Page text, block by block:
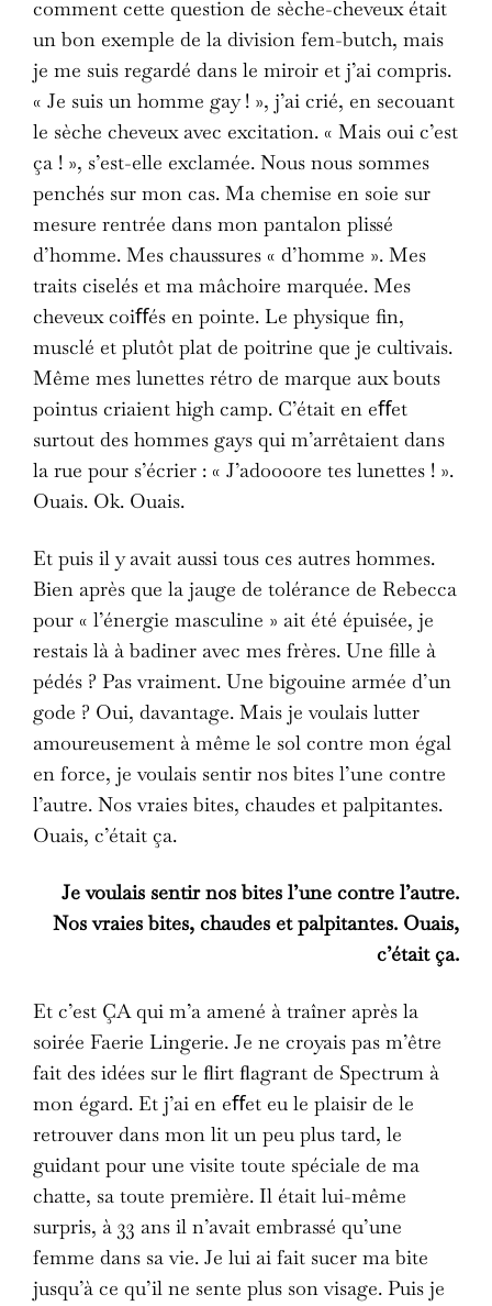
comment cette question de sèche-cheveux était
un bon exemple de la division fem-butch, mais
je me suis regardé dans le miroir et j’ai compris.
« Je suis un homme gay ! », j’ai crié, en secouant
le sèche cheveux avec excitation. « Mais oui c’est
ça ! », s’est-elle exclamée. Nous nous sommes
penchés sur mon cas. Ma chemise en soie sur
mesure rentrée dans mon pantalon plissé
d’homme. Mes chaussures « d’homme ». Mes
traits ciselés et ma mâchoire marquée. Mes
cheveux coiﬀés en pointe. Le physique fin,
musclé et plutôt plat de poitrine que je cultivais.
Même mes lunettes rétro de marque aux bouts
pointus criaient high camp. C’était en eﬀet
surtout des hommes gays qui m’arrêtaient dans
la rue pour s’écrier : « J’adoooore tes lunettes ! ».
Ouais. Ok. Ouais.
Et puis il y avait aussi tous ces autres hommes.
Bien après que la jauge de tolérance de Rebecca
pour « l’énergie masculine » ait été épuisée, je
restais là à badiner avec mes frères. Une fille à
pédés ? Pas vraiment. Une bigouine armée d’un
gode ? Oui, davantage. Mais je voulais lutter
amoureusement à même le sol contre mon égal
en force, je voulais sentir nos bites l’une contre
l’autre. Nos vraies bites, chaudes et palpitantes.
Ouais, c’était ça.
Je voulais sentir nos bites l’une contre l’autre.
Nos vraies bites, chaudes et palpitantes. Ouais,
c’était ça.
Et c’est ÇA qui m’a amené à traîner après la
soirée Faerie Lingerie. Je ne croyais pas m’être
fait des idées sur le ﬂirt ﬂagrant de Spectrum à
mon égard. Et j’ai en eﬀet eu le plaisir de le
retrouver dans mon lit un peu plus tard, le
guidant pour une visite toute spéciale de ma
chatte, sa toute première. Il était lui-même
surpris, à 33 ans il n’avait embrassé qu’une
femme dans sa vie. Je lui ai fait sucer ma bite
jusqu’à ce qu’il ne sente plus son visage. Puis je